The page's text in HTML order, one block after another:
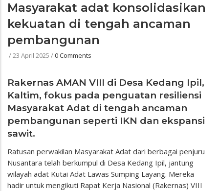
Masyarakat adat konsolidasikan
kekuatan di tengah ancaman
pembangunan
/23 April 2025 /0 Comments
Rakernas AMAN VIII di Desa Kedang Ipil,
Kaltim, fokus pada penguatan resiliensi
Masyarakat Adat di tengah ancaman
pembangunan seperti IKN dan ekspansi
sawit.
Ratusan perwakilan Masyarakat Adat dari berbagai penjuru
Nusantara telah berkumpul di Desa Kedang Ipil, jantung
wilayah adat Kutai Adat Lawas Sumping Layang. Mereka
hadir untuk mengikuti Rapat Kerja Nasional (Rakernas) VIII